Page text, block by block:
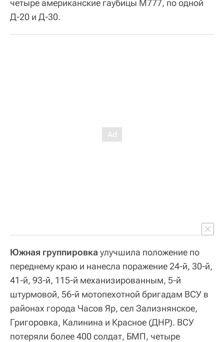
четыре американские гаубицы М777, по одной
Д-20 и Д-30.
Южная группировка улучшила положение по
переднему краю и нанесла поражение 24-й, 30-й,
41-й, 93-й, 115-й механизированным, 5-й
штурмовой, 56-й мотопехотной бригадам ВСУ в
районах города Часов Яр, сел Зализнянское,
Григоровка, Калинина и Красное (ДНР). ВСУ
потеряли более 400 солдат, БМП, четыре